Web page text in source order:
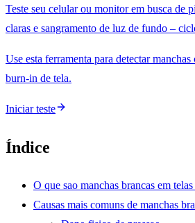
Teste seu celular ou monitor em busca de
claras e sangramento de luz de fundo –
Use esta ferramenta para detectar
burn-in de tela.
Iniciar teste
Índice
O que sao manchas brancas em
Causas mais comuns de manchas